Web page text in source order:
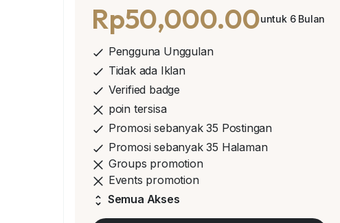
Rp50,000.00untuk 6 Bulan
Pengguna Unggulan
Tidak ada Iklan
Verified badge
poin tersisa
Promosi sebanyak 35 Postingan
Promosi sebanyak 35 Halaman
Groups promotion
Events promotion
Semua Akses